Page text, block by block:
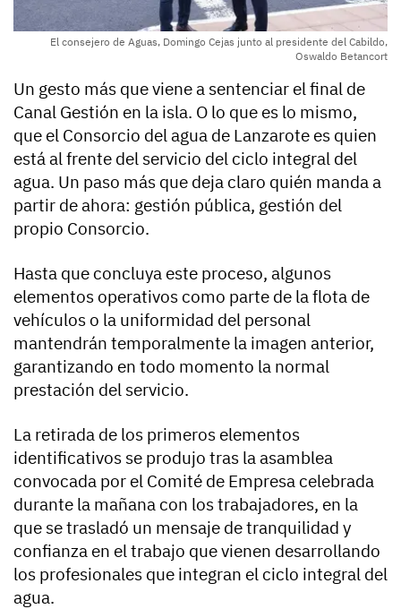
El consejero de Aguas, Domingo Cejas junto al presidente del Cabildo,
Oswaldo Betancort
Un gesto más que viene a sentenciar el final de
Canal Gestión en la isla. O lo que es lo mismo,
que el Consorcio del agua de Lanzarote es quien
está al frente del servicio del ciclo integral del
agua. Un paso más que deja claro quién manda a
partir de ahora: gestión pública, gestión del
propio Consorcio.
Hasta que concluya este proceso, algunos
elementos operativos como parte de la flota de
vehículos o la uniformidad del personal
mantendrán temporalmente la imagen anterior,
garantizando en todo momento la normal
prestación del servicio.
La retirada de los primeros elementos
identificativos se produjo tras la asamblea
convocada por el Comité de Empresa celebrada
durante la mañana con los trabajadores, en la
que se trasladó un mensaje de tranquilidad y
confianza en el trabajo que vienen desarrollando
los profesionales que integran el ciclo integral del
agua.